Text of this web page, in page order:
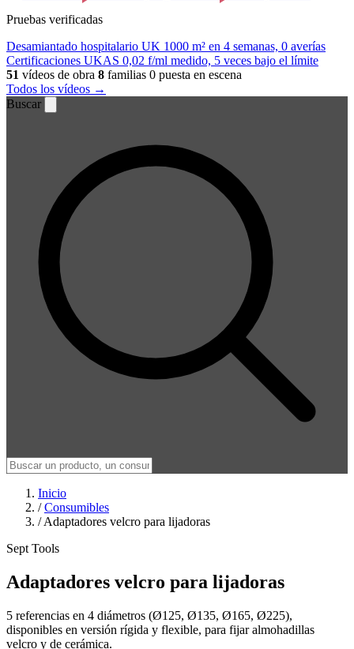
Pruebas verificadas
Desamiantado hospitalario UK 1000 m² en 4 semanas, 0 averías
Certificaciones UKAS 0,02 f/ml medido, 5 veces bajo el límite
51 vídeos de obra 8 familias 0 puesta en escena
Todos los vídeos →
Buscar
Inicio
/ Consumibles
/ Adaptadores velcro para lijadoras
Sept Tools
Adaptadores velcro para lijadoras
5 referencias en 4 diámetros (Ø125, Ø135, Ø165, Ø225),
disponibles en versión rígida y flexible, para fijar almohadillas
velcro y de cerámica.